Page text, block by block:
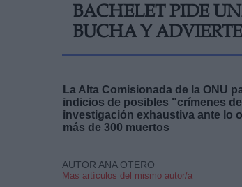
BACHELET PIDE
BUCHA Y
La Alta Comisionada de la ONU
indicios de posibles "crímenes
investigación exhaustiva ante lo
más de 300 muertos
AUTOR ANA OTERO
Mas artículos del mismo autor/a
link
Información adicional
link